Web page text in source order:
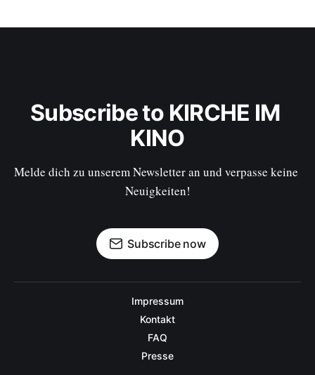
Subscribe to KIRCHE IM
KINO
Melde dich zu unserem Newsletter an und verpasse keine
Neuigkeiten!
Subscribe now
Impressum
Kontakt
FAQ
Presse